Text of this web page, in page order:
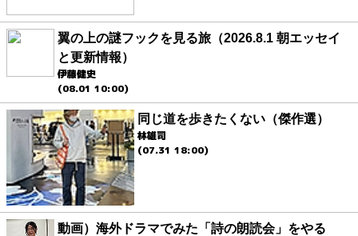
翼の上の謎フックを見る旅（2026.8.1 朝エッセイ
と更新情報）
伊藤健史
(08.01 10:00)
同じ道を歩きたくない（傑作選）
林雄司
(07.31 18:00)
動画）海外ドラマでみた「詩の朗読会」をやる